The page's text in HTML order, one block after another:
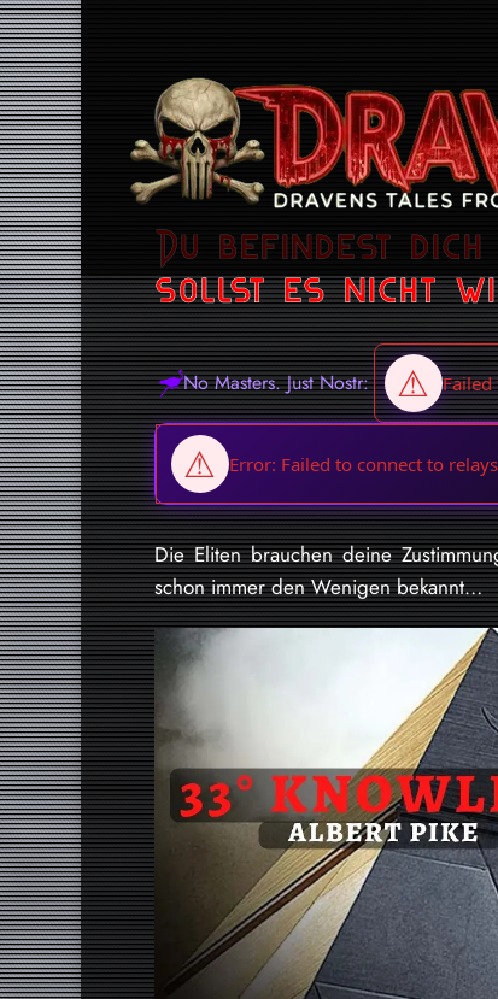
Du befindest
sollst es nicht
No Masters. Just Nostr:
Die Eliten brauchen deine
schon immer den Wenigen bekannt…